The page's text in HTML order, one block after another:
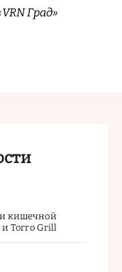
Град»
кишечной
и Torro Grill